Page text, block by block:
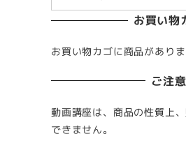
対
:
お買い物
お買い物カゴに商品がありま
ご注意
動画講座は、商品の性質上
できません。